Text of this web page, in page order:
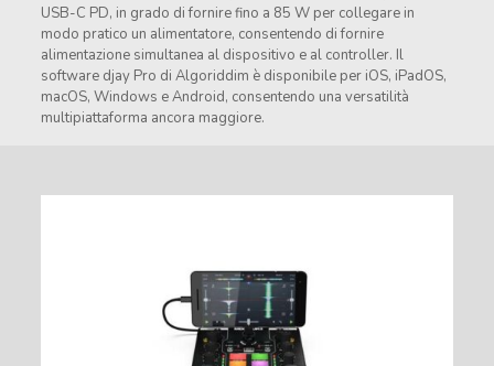
USB-C PD, in grado di fornire fino a 85 W per collegare in
modo pratico un alimentatore, consentendo di fornire
alimentazione simultanea al dispositivo e al controller. Il
software djay Pro di Algoriddim è disponibile per iOS, iPadOS,
macOS, Windows e Android, consentendo una versatilità
multipiattaforma ancora maggiore.